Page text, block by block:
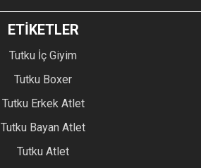
ETİKETLER
Tutku İç Giyim
Tutku Boxer
Tutku Erkek Atlet
Tutku Bayan Atlet
Tutku Atlet